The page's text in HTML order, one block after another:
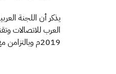
يذكر أن اللجنة
2019م وبالتزامن مع انعقاد الدورة الـ "23" من مجلس الوزراء العرب للاتصالات وتقنية المعلومات.